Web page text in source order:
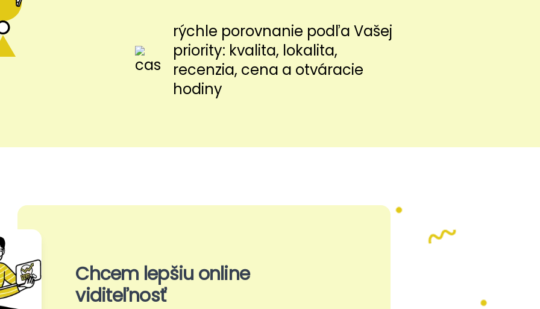
rýchle porovnanie podľa Vašej
priority: kvalita, lokalita,
recenzia, cena a otváracie
hodiny
Chcem lepšiu online
viditeľnosť